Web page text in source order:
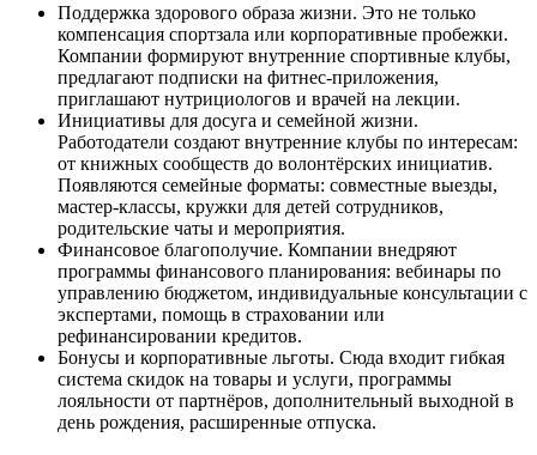
Поддержка здорового образа жизни. Это не только
компенсация спортзала или корпоративные пробежки.
Компании формируют внутренние спортивные клубы,
предлагают подписки на фитнес-приложения,
приглашают нутрициологов и врачей на лекции.
Инициативы для досуга и семейной жизни.
Работодатели создают внутренние клубы по интересам:
от книжных сообществ до волонтёрских инициатив.
Появляются семейные форматы: совместные выезды,
мастер-классы, кружки для детей сотрудников,
родительские чаты и мероприятия.
Финансовое благополучие. Компании внедряют
программы финансового планирования: вебинары по
управлению бюджетом, индивидуальные консультации с
экспертами, помощь в страховании или
рефинансировании кредитов.
Бонусы и корпоративные льготы. Сюда входит гибкая
система скидок на товары и услуги, программы
лояльности от партнёров, дополнительный выходной в
день рождения, расширенные отпуска.